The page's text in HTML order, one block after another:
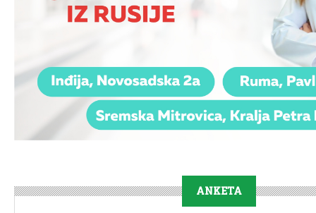
ANKETA